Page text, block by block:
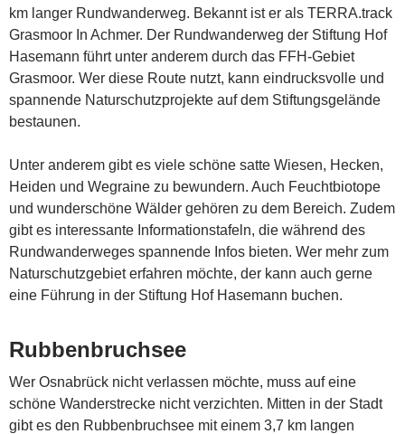
km langer Rundwanderweg. Bekannt ist er als TERRA.track
Grasmoor In Achmer. Der Rundwanderweg der Stiftung Hof
Hasemann führt unter anderem durch das FFH-Gebiet
Grasmoor. Wer diese Route nutzt, kann eindrucksvolle und
spannende Naturschutzprojekte auf dem Stiftungsgelände
bestaunen.
Unter anderem gibt es viele schöne satte Wiesen, Hecken,
Heiden und Wegraine zu bewundern. Auch Feuchtbiotope
und wunderschöne Wälder gehören zu dem Bereich. Zudem
gibt es interessante Informationstafeln, die während des
Rundwanderweges spannende Infos bieten. Wer mehr zum
Naturschutzgebiet erfahren möchte, der kann auch gerne
eine Führung in der Stiftung Hof Hasemann buchen.
Rubbenbruchsee
Wer Osnabrück nicht verlassen möchte, muss auf eine
schöne Wanderstrecke nicht verzichten. Mitten in der Stadt
gibt es den Rubbenbruchsee mit einem 3,7 km langen